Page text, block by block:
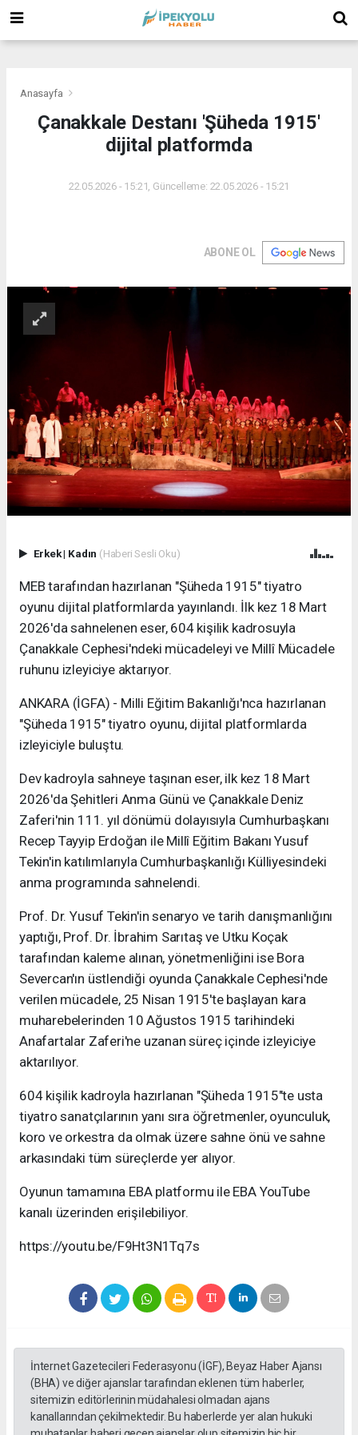
Anasayfa
Çanakkale Destanı 'Şüheda 1915'
dijital platformda
22.05.2026 - 15:21, Güncelleme: 22.05.2026 - 15:21
ABONE OL
Erkek| Kadın (Haberi Sesli Oku)
MEB tarafından hazırlanan "Şüheda 1915" tiyatro
oyunu dijital platformlarda yayınlandı. İlk kez 18 Mart
2026'da sahnelenen eser, 604 kişilik kadrosuyla
Çanakkale Cephesi'ndeki mücadeleyi ve Millî Mücadele
ruhunu izleyiciye aktarıyor.
ANKARA (İGFA) - Milli Eğitim Bakanlığı'nca hazırlanan
"Şüheda 1915" tiyatro oyunu, dijital platformlarda
izleyiciyle buluştu.
Dev kadroyla sahneye taşınan eser, ilk kez 18 Mart
2026'da Şehitleri Anma Günü ve Çanakkale Deniz
Zaferi'nin 111. yıl dönümü dolayısıyla Cumhurbaşkanı
Recep Tayyip Erdoğan ile Millî Eğitim Bakanı Yusuf
Tekin'in katılımlarıyla Cumhurbaşkanlığı Külliyesindeki
anma programında sahnelendi.
Prof. Dr. Yusuf Tekin'in senaryo ve tarih danışmanlığını
yaptığı, Prof. Dr. İbrahim Sarıtaş ve Utku Koçak
tarafından kaleme alınan, yönetmenliğini ise Bora
Severcan'ın üstlendiği oyunda Çanakkale Cephesi'nde
verilen mücadele, 25 Nisan 1915'te başlayan kara
muharebelerinden 10 Ağustos 1915 tarihindeki
Anafartalar Zaferi'ne uzanan süreç içinde izleyiciye
aktarılıyor.
604 kişilik kadroyla hazırlanan "Şüheda 1915"te usta
tiyatro sanatçılarının yanı sıra öğretmenler, oyunculuk,
koro ve orkestra da olmak üzere sahne önü ve sahne
arkasındaki tüm süreçlerde yer alıyor.
Oyunun tamamına EBA platformu ile EBA YouTube
kanalı üzerinden erişilebiliyor.
https://youtu.be/F9Ht3N1Tq7s
İnternet Gazetecileri Federasyonu (İGF), Beyaz Haber Ajansı
(BHA) ve diğer ajanslar tarafından eklenen tüm haberler,
sitemizin editörlerinin müdahalesi olmadan ajans
kanallarından çekilmektedir. Bu haberlerde yer alan hukuki